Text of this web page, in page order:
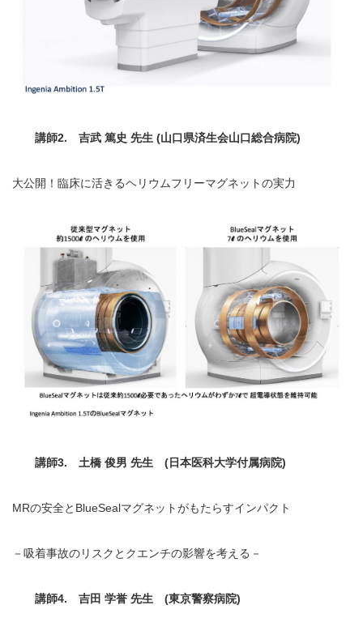
講師2. 吉武 篤史 先生 (山口県済生会山口総合病院)
大公開！臨床に活きるヘリウムフリーマグネットの実力
講師3. 土橋 俊男 先生 (日本医科大学付属病院)
MRの安全とBlueSealマグネットがもたらすインパクト
－吸着事故のリスクとクエンチの影響を考える－
講師4. 吉田 学誉 先生 (東京警察病院)